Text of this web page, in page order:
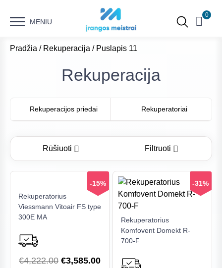
MENIU
0
Pradžia / Rekuperacija / Puslapis 11
Rekuperacija
Rekuperacijos priedai Rekuperatoriai
Rūšiuoti Filtruoti
Kaina
Min
kaina
Maks
kaina
Filtruoti
-15%
Rekuperatorius
Viessmann Vitoair FS type
300E MA
€4,222.00 Original
€3,585.00Current
-31%
Rekuperatorius
Komfovent Domekt R-
700-F